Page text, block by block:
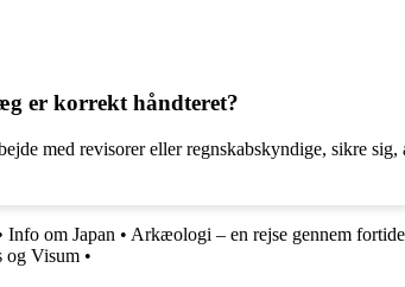
er korrekt håndteret?
med revisorer eller regnskabskyndige, sikre
Info om Japan • Arkæologi – en rejse gennem
og Visum •